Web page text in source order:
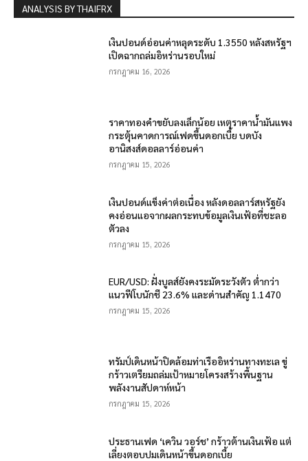
ANALYSIS BY THAIFRX
เงินปอนด์อ่อนค่าหลุดระดับ 1.3550 หลังสหรัฐฯ
เปิดฉากถล่มอิหร่านรอบใหม่
กรกฎาคม 16, 2026
ราคาทองคำขยับลงเล็กน้อย เหตุราคาน้ำมันแพง
กระตุ้นคาดการณ์เฟดขึ้นดอกเบี้ย บดบัง
อานิสงส์ดอลลาร์อ่อนค่า
กรกฎาคม 15, 2026
เงินปอนด์แข็งค่าต่อเนื่อง หลังดอลลาร์สหรัฐยัง
คงอ่อนแอจากผลกระทบข้อมูลเงินเฟ้อที่ชะลอ
ตัวลง
กรกฎาคม 15, 2026
EUR/USD: ฝั่งบูลส์ยังคงระมัดระวังตัว ต่ำกว่า
แนวฟีโบนักชี 23.6% และด่านสำคัญ 1.1470
กรกฎาคม 15, 2026
ทรัมป์เดินหน้าปิดล้อมท่าเรืออิหร่านทางทะเล ขู่
กร้าวเตรียมถล่มเป้าหมายโครงสร้างพื้นฐาน
พลังงานสัปดาห์หน้า
กรกฎาคม 15, 2026
ประธานเฟด ‘เควิน วอร์ช’ กร้าวต้านเงินเฟ้อ แต่
เลี่ยงตอบปมเดินหน้าขึ้นดอกเบี้ย